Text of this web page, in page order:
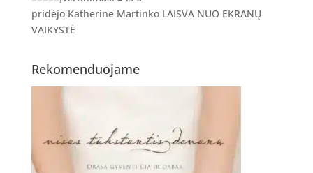
pridėjo Katherine Martinko LAISVA NUO EKRANŲ
VAIKYSTĖ
Rekomenduojame